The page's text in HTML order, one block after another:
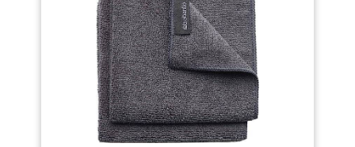
humide pour récurer ; adapté au
verre, au vinyle, aux plans de
travail et aux équipements
ménagers HYGIÈNE
RENFORCÉE – La structure
microfibre retire jusqu’à 99 %
des bactéries après passage,
contribuant à un environnement
plus sain pour toute la famille
DURABILITÉ LONGUE DURÉE –
Des lavettes résistantes,
lavables en machine à 40 °C,
humide pour récurer ; adapté au
verre, au vinyle, aux plans de
travail et aux équipements
ménagers HYGIÈNE
RENFORCÉE – La structure
microfibre retire jusqu’à 99 %
des bactéries après passage,
contribuant à un environnement
plus sain pour toute la famille
DURABILITÉ LONGUE DURÉE –
Des lavettes résistantes,
lavables en machine à 40 °C,